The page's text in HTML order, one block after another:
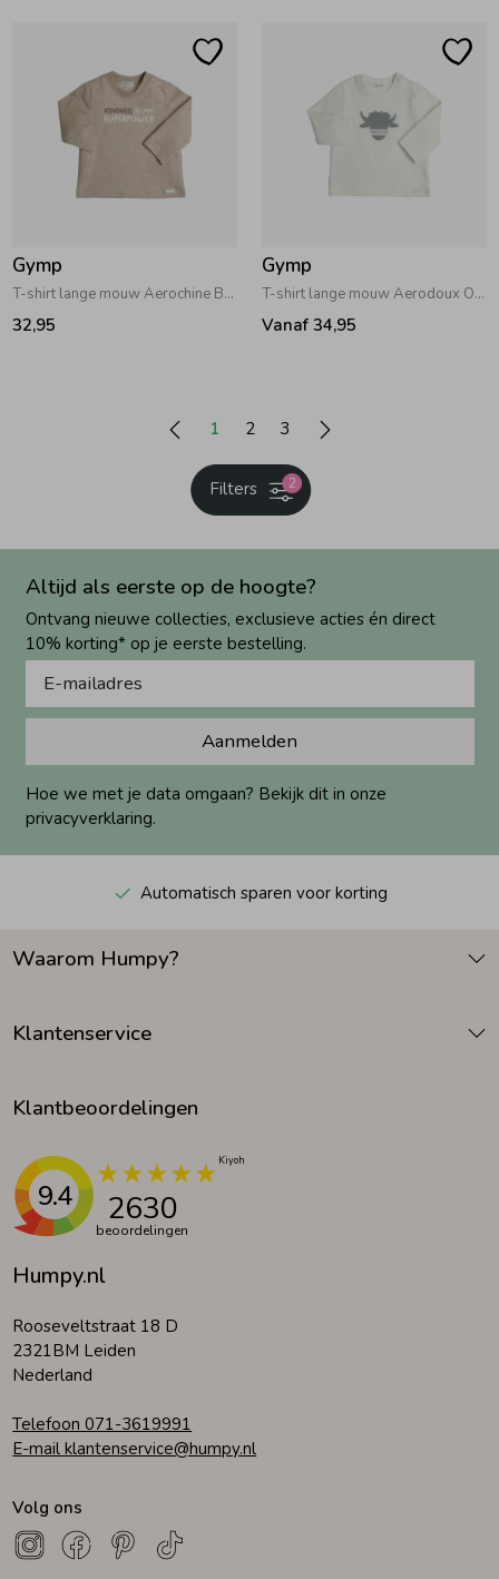
Gymp
T-shirt lange mouw Aerochine Beige
32,95
Gymp
T-shirt lange mouw Aerodoux Off White
Vanaf 34,95
1 2 3
2
Filters
Altijd als eerste op de hoogte?
Ontvang nieuwe collecties, exclusieve acties én direct
10% korting* op je eerste bestelling.
Aanmelden
Hoe we met je data omgaan? Bekijk dit in onze
privacyverklaring.
Automatisch sparen voor korting
Humpy.nl
Rooseveltstraat 18 D
2321BM Leiden
Nederland
Telefoon 071-3619991
E-mail klantenservice@humpy.nl
Waarom Humpy?
Klantenservice
Klantbeoordelingen
9.4 2630
beoordelingen
Volg ons